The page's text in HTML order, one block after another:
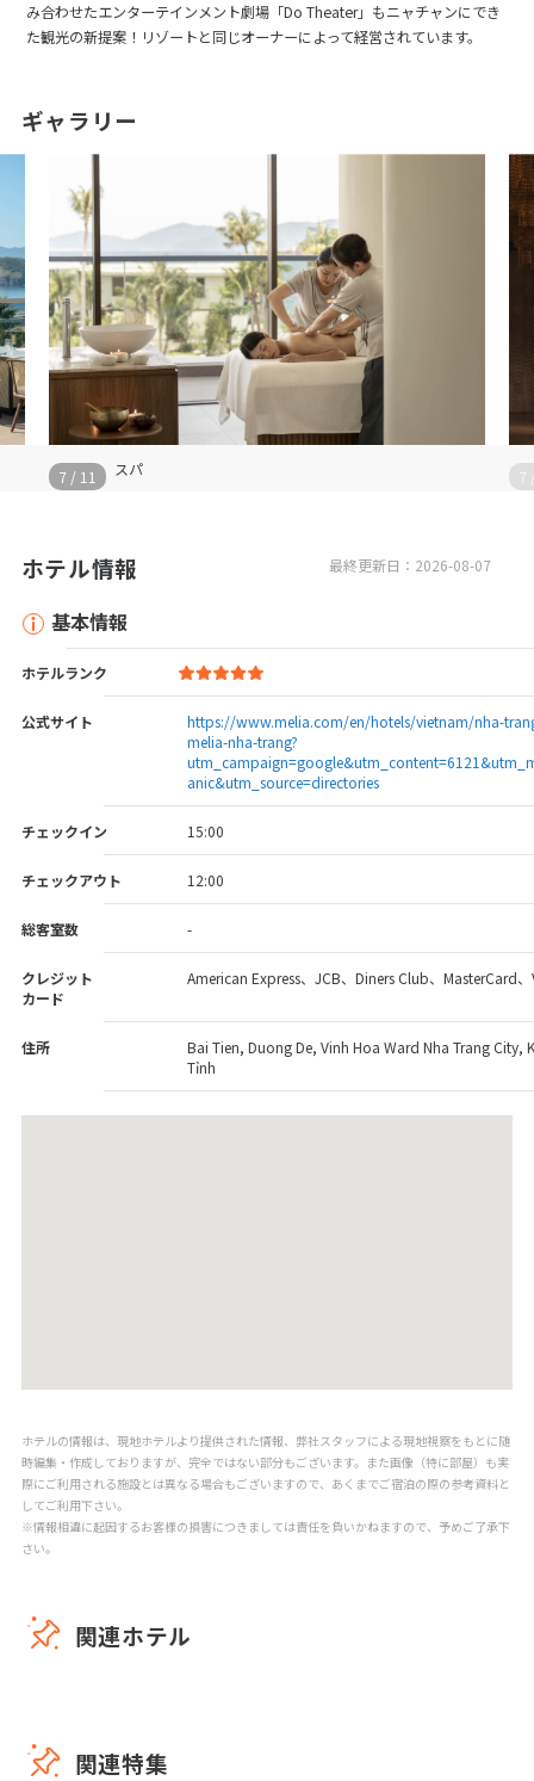
み合わせたエンターテインメント劇場「Do Theater」もニャチャンにでき
た観光の新提案！リゾートと同じオーナーによって経営されています。
ギャラリー
スパ
7 / 11 7
最終更新日：2026-08-07
ホテル情報
基本情報
ホテルランク
公式サイト
https://www.melia.com/en/hotels/vietnam/nha-
melia-nha-trang?
anic&utm_source=directories
チェックイン 15:00
チェックアウト 12:00
総客室数 -
クレジット
カード
American Express、JCB、Diners Club、MasterCard
住所
Bai Tien, Duong De, Vinh Hoa Ward Nha Trang City,
Tỉnh
ホテルの情報は、現地ホテルより提供された情報、弊社スタッフによる現地視察をもとに随
時編集・作成しておりますが、完全ではない部分もございます。また画像（特に部屋）も実
際にご利用される施設とは異なる場合もございますので、あくまでご宿泊の際の参考資料と
してご利用下さい。
※情報相違に起因するお客様の損害につきましては責任を負いかねますので、予めご了承下
さい。
関連ホテル
関連特集